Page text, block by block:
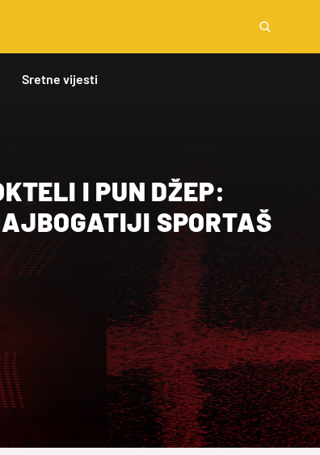
Sretne vijesti
I PUN DŽEP:
SPORTAŠ